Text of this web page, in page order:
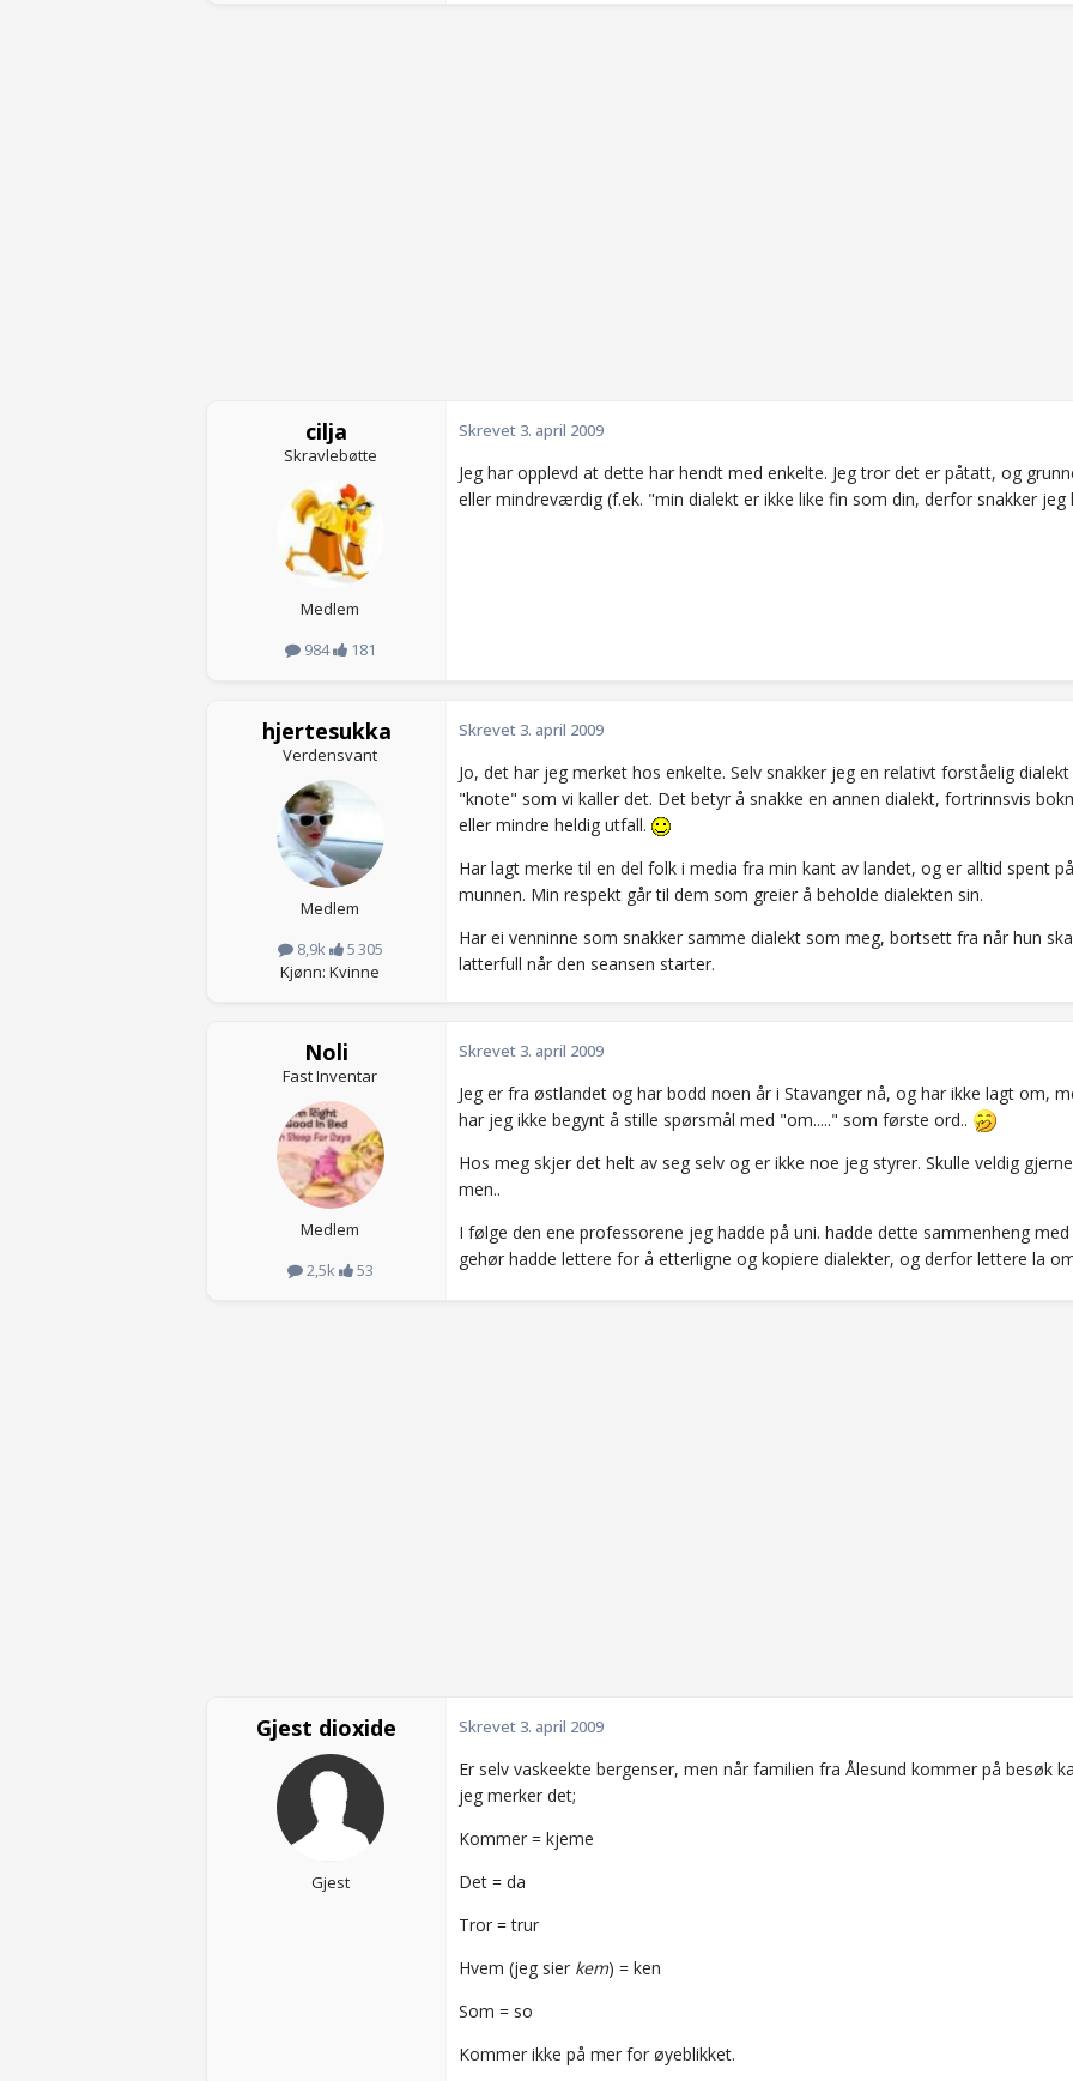
cilja
Skravlebøtte
Medlem
984
181
Skrevet 3. april 2009
Jeg har opplevd at dette har hendt med enkelte. Jeg tror det er påtatt, og
eller mindreværdig (f.ek. "min dialekt er ikke like fin som din, derfor snakker jeg
hjertesukka
Verdensvant
Medlem
8,9k
5 305
Kjønn: Kvinne
Skrevet 3. april 2009
Jo, det har jeg merket hos enkelte. Selv snakker jeg en relativt forståelig
"knote" som vi kaller det. Det betyr å snakke en annen dialekt, fortrinnsvis
eller mindre heldig utfall.
Har lagt merke til en del folk i media fra min kant av landet, og er alltid spent
munnen. Min respekt går til dem som greier å beholde dialekten sin.
Har ei venninne som snakker samme dialekt som meg, bortsett fra når hun
latterfull når den seansen starter.
Noli
Fast Inventar
Medlem
2,5k
53
Skrevet 3. april 2009
Jeg er fra østlandet og har bodd noen år i Stavanger nå, og har ikke lagt om,
har jeg ikke begynt å stille spørsmål med "om....." som første ord..
Hos meg skjer det helt av seg selv og er ikke noe jeg styrer. Skulle veldig
men..
I følge den ene professorene jeg hadde på uni. hadde dette sammenheng
gehør hadde lettere for å etterligne og kopiere dialekter, og derfor lettere la
Gjest dioxide
Gjest
Skrevet 3. april 2009
Er selv vaskeekte bergenser, men når familien fra Ålesund kommer på besøk
jeg merker det;
Kommer = kjeme
Det = da
Tror = trur
Hvem (jeg sier kem) = ken
Som = so
Kommer ikke på mer for øyeblikket.